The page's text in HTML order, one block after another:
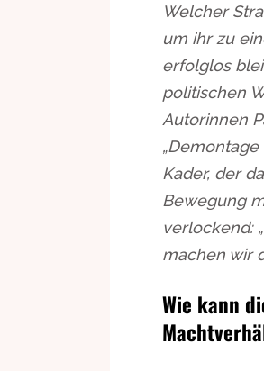
Welcher
um ihr zu
erfolglos
politischen
Autorinnen
Kader, der
Bewegung
verlockend:
machen wir
Wie kann